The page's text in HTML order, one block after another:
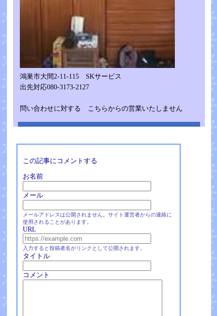
鴻巣市大間2-11-115 SKサービス
出先対応080-3173-2127
問い合わせに対する こちらからの営業いたしません
この記事にコメントする
お名前
メール
メールアドレスは公開されません。サイト運営者からの連絡に
使用されることがあります。
URL
入力すると投稿者名がリンクとして公開されます。
タイトル
コメント